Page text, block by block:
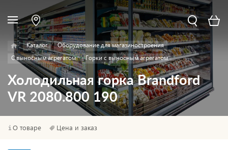
Каталог
Оборудование для магазиностроения
С выносным агрегатом
Горки с выносным агрегатом
Холодильная горка Brandford
VR 2080.800 190
О товаре Цена и заказ